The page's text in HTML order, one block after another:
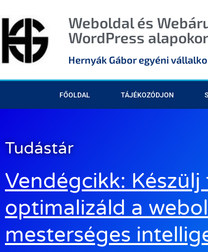
Weboldal és
WordPress
Hernyák Gábor egyéni
FŐOLDAL TÁJÉKOZÓDJON
Tudástár
Vendégcikk:
optimalizáld a
mesterséges